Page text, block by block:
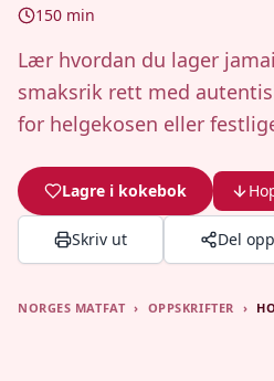
150 min
Lær hvordan du lager
smaksrik rett med
for helgekosen eller
Lagre i kokebok
Skriv ut Del
NORGES MATFAT › OPPSKRIFTER ›